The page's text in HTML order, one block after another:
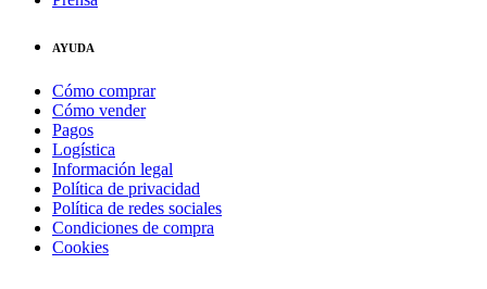
AYUDA
Cómo comprar
Cómo vender
Pagos
Logística
Información legal
Política de privacidad
Política de redes sociales
Condiciones de compra
Cookies